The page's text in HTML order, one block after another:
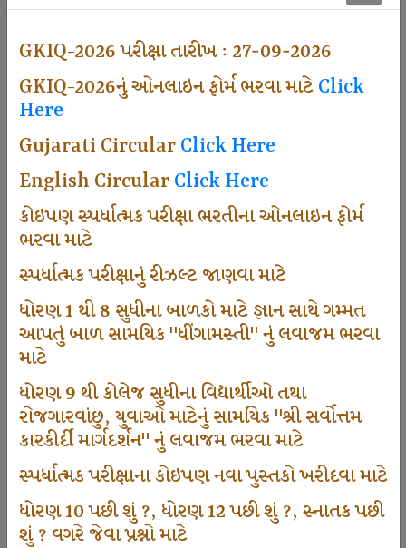
GKIQ-2026 પરીક્ષા તારીખ : 27-09-2026
GKIQ-2026નું ઓનલાઇન ફોર્મ ભરવા માટેClick
Here
Gujarati CircularClick Here
English CircularClick Here
કોઇપણ સ્પર્ધાત્મક પરીક્ષા ભરતીના ઓનલાઇન ફોર્મ
ભરવા માટે
સ્પર્ધાત્મક પરીક્ષાનું રીઝલ્ટ જાણવા માટે
ધોરણ 1 થી 8 સુધીના બાળકો માટે જ્ઞાન સાથે ગમ્મત
આપતું બાળ સામયિક "ધીંગામસ્તી" નું લવાજમ ભરવા
માટે
ધોરણ 9 થી કોલેજ સુધીના વિદ્યાર્થીઓ તથા
રોજગારવાંછુ, યુવાઓ માટેનું સામયિક "શ્રી સર્વોત્તમ
કારકીર્દી માર્ગદર્શન" નું લવાજમ ભરવા માટે
સ્પર્ધાત્મક પરીક્ષાના કોઇપણ નવા પુસ્તકો ખરીદવા માટે
ધોરણ 10 પછી શું ?, ધોરણ 12 પછી શું ?, સ્નાતક પછી
શું ? વગરે જેવા પ્રશ્નો માટે
501
Dhingamasti Subscription
671
1000
Participate School In GKIQ
125000